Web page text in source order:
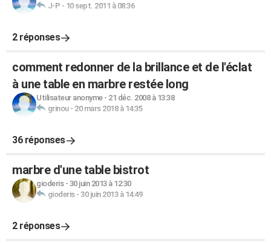
J-P - 10 sept. 2011 à 08:36
2 réponses
comment redonner de la brillance et de l'éclat
à une table en marbre restée long
Utilisateur anonyme- 21 déc. 2008 à 13:38
grinou- 20 mars 2018 à 14:35
36 réponses
marbre d'une table bistrot
gioderis- 30 juin 2013 à 12:30
gioderis- 30 juin 2013 à 14:49
2 réponses